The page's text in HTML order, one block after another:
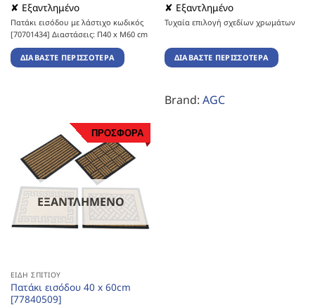
✘ Εξαντλημένο
Πατάκι εισόδου με λάστιχο κωδικός
[70701434] Διαστάσεις: Π40 x Μ60 cm
ΔΙΑΒΆΣΤΕ ΠΕΡΙΣΣΌΤΕΡΑ
✘ Εξαντλημένο
Τυχαία επιλογή σχεδίων χρωμάτων
ΔΙΑΒΆΣΤΕ ΠΕΡΙΣΣΌΤΕΡΑ
Brand: AGC
ΠΡΟΣΦΟΡΑ
ΕΞΑΝΤΛΗΜΈΝΟ
ΕΊΔΗ ΣΠΙΤΙΟΎ
Πατάκι εισόδου 40 x 60cm
[77840509]